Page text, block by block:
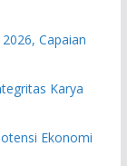
Capaian
Karya
Ekonomi